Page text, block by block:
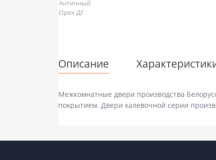
Описание
Межкомнатные двери производства
покрытием. Двери калевочной серии